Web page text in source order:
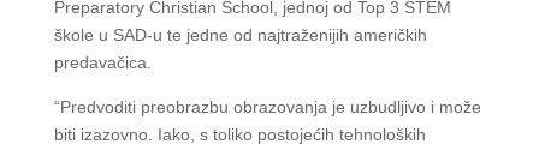
Preparatory Christian School, jednoj od Top 3 STEM
škole u SAD-u te jedne od najtraženijih američkih
predavačica.
“Predvoditi preobrazbu obrazovanja je uzbudljivo i može
biti izazovno. Iako, s toliko postojećih tehnoloških